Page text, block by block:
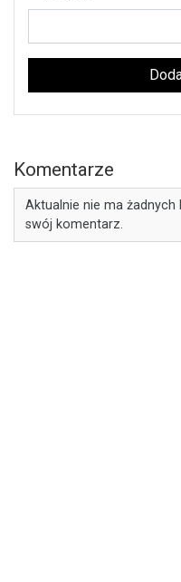
Komentarze
Aktualnie nie ma żadnych
swój komentarz.